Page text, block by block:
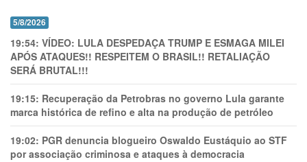
5/8/2026
19:54: VÍDEO: LULA DESPEDAÇA TRUMP E ESMAGA MILEI
APÓS ATAQUES!! RESPEITEM O BRASIL!! RETALIAÇÃO
SERÁ BRUTAL!!!
19:15: Recuperação da Petrobras no governo Lula garante
marca histórica de refino e alta na produção de petróleo
19:02: PGR denuncia blogueiro Oswaldo Eustáquio ao STF
por associação criminosa e ataques à democracia